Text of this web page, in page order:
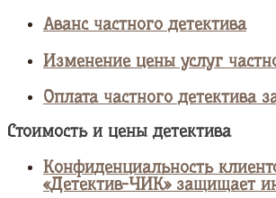
Аванс частного детектива
Изменение цены услуг
Оплата частного детектива
Стоимость и цены детектива
Конфиденциальность
«Детектив-ЧИК» защищает